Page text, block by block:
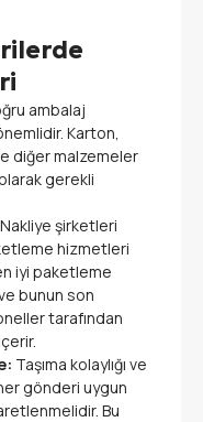
ambalaj
Karton,
diğer malzemeler
gerekli
Nakliye şirketleri
hizmetleri
iyi paketleme
bunun son
tarafından
Taşıma kolaylığı ve
gönderi uygun
Bu